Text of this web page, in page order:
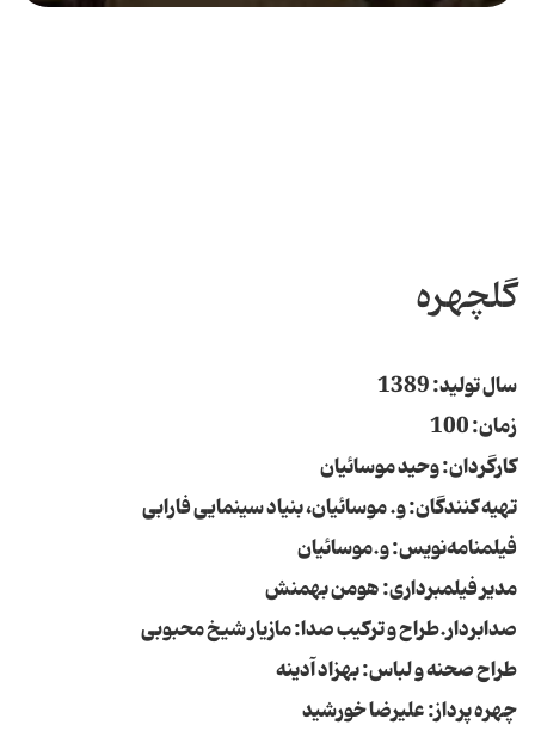
گلچهره
سال تولید: 1389
زمان: 100
کارگردان: وحید موسائیان
تهیه کنندگان: و. موسائیان، بنیاد سینمایی فارابی
فیلمنامه‌نویس: و.موسائیان
مدیر فیلمبرداری: هومن بهمنش
صدابردار.طراح و ترکیب صدا: مازیار شیخ محبوبی
طراح صحنه و لباس: بهزاد آدینه
چهره پرداز: علیرضا خورشید